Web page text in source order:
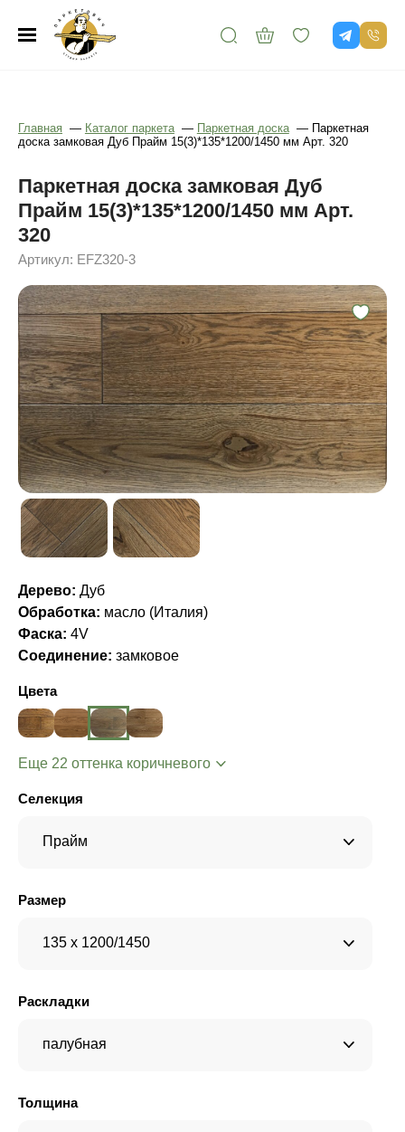
Главная — Каталог паркета — Паркетная доска — Паркетная
доска замковая Дуб Прайм 15(3)*135*1200/1450 мм Арт. 320
Паркетная доска замковая Дуб
Прайм 15(3)*135*1200/1450 мм Арт.
320
Артикул: EFZ320-3
Дерево: Дуб
Обработка: масло (Италия)
Фаска: 4V
Соединение: замковое
Цвета
Еще 22 оттенка коричневого
Селекция
Прайм
Размер
135 x 1200/1450
Раскладки
палубная
Толщина